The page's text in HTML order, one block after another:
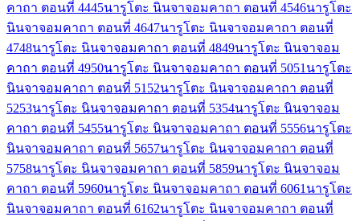
คาถา ตอนที่ 4445นารูโตะ นินจาจอมคาถา ตอนที่ 4546นารูโตะ
นินจาจอมคาถา ตอนที่ 4647นารูโตะ นินจาจอมคาถา ตอนที่
4748นารูโตะ นินจาจอมคาถา ตอนที่ 4849นารูโตะ นินจาจอม
คาถา ตอนที่ 4950นารูโตะ นินจาจอมคาถา ตอนที่ 5051 นารูโตะ
นินจาจอมคาถา ตอนที่ 51 52นารูโตะ นินจาจอมคาถา ตอนที่
5253นารูโตะ นินจาจอมคาถา ตอนที่ 5354นารูโตะ นินจาจอม
คาถา ตอนที่ 5455นารูโตะ นินจาจอมคาถา ตอนที่ 5556นารูโตะ
นินจาจอมคาถา ตอนที่ 5657นารูโตะ นินจาจอมคาถา ตอนที่
5758นารูโตะ นินจาจอมคาถา ตอนที่ 5859นารูโตะ นินจาจอม
คาถา ตอนที่ 5960นารูโตะ นินจาจอมคาถา ตอนที่ 6061 นารูโตะ
นินจาจอมคาถา ตอนที่ 6162นารูโตะ นินจาจอมคาถา ตอนที่